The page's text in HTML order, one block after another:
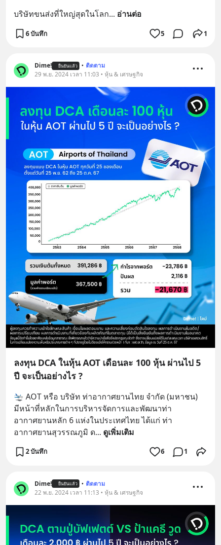
บริษัทขนส่งที่ใหญ่สุดในโลก... อ่านต่อ
6 บันทึก 5 1
Dime! ยืนยันแล้ว • ติดตาม
29 พ.ย. 2024 เวลา 11:03 • หุ้น & เศรษฐกิจ
ลงทุน DCA ในหุ้น AOT เดือนละ 100 หุ้น ผ่านไป 5
ปี จะเป็นอย่างไร ?
🛬 AOT หรือ บริษัท ท่าอากาศยานไทย จำกัด (มหาชน)
มีหน้าที่หลักในการบริหารจัดการและพัฒนาท่า
อากาศยานหลัก 6 แห่งในประเทศไทย ได้แก่ ท่า
อากาศยานสุวรรณภูมิ ด... ดูเพิ่มเติม
2 บันทึก 6 1
Dime! ยืนยันแล้ว • ติดตาม
22 พ.ย. 2024 เวลา 11:13 • หุ้น & เศรษฐกิจ